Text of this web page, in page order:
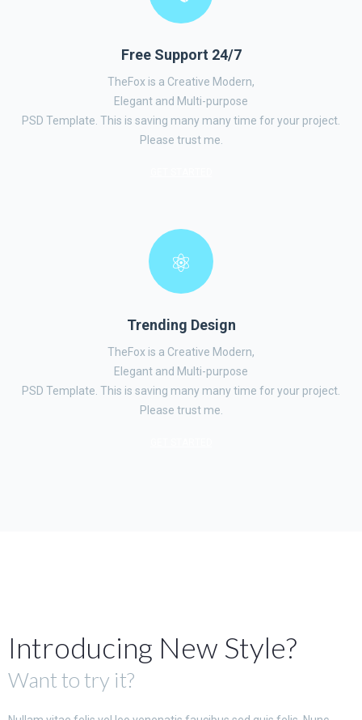
Free Support 24/7
TheFox is a Creative Modern,
Elegant and Multi-purpose
PSD Template. This is saving many many time for your project.
Please trust me.
Trending Design
TheFox is a Creative Modern,
Elegant and Multi-purpose
PSD Template. This is saving many many time for your project.
Please trust me.
Introducing New Style?
Want to try it?